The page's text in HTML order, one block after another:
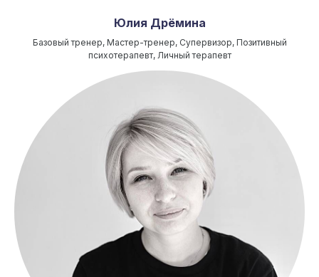
Юлия Дрёмина
Базовый тренер, Мастер-тренер, Супервизор, Позитивный
психотерапевт, Личный терапевт